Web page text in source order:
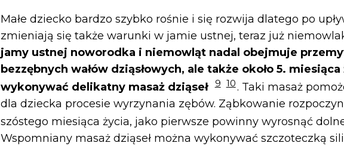
Małe dziecko bardzo szybko rośnie i się rozwija dlatego po
zmieniają się także warunki w jamie ustnej, teraz już
jamy ustnej noworodka i niemowląt nadal obejmuje
bezzębnych wałów dziąsłowych, ale także około 5.
wykonywać delikatny masaż dziąseł 9 10. Taki masaż
dla dziecka procesie wyrzynania zębów. Ząbkowanie
szóstego miesiąca życia, jako pierwsze powinny wyrosnąć
Wspomniany masaż dziąseł można wykonywać szczoteczką